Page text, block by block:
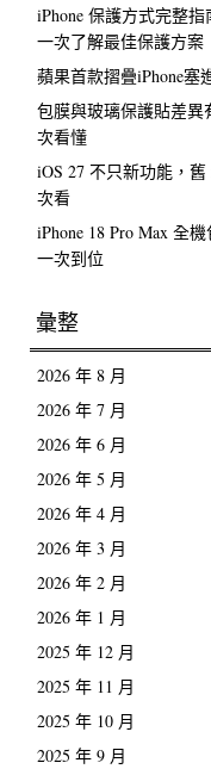
iPhone 保護方式完整
一次了解最佳保護方案
蘋果首款摺疊iPhone塞
包膜與玻璃保護貼差
次看懂
iOS 27 不只新功能，
次看
iPhone 18 Pro Max 全
一次到位
彙整
2026 年 8 月
2026 年 7 月
2026 年 6 月
2026 年 5 月
2026 年 4 月
2026 年 3 月
2026 年 2 月
2026 年 1 月
2025 年 12 月
2025 年 11 月
2025 年 10 月
2025 年 9 月